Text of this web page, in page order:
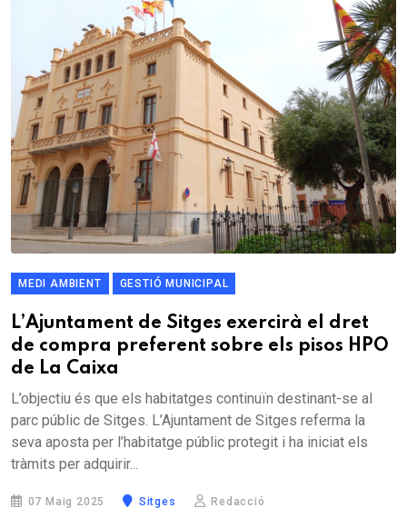
MEDI AMBIENT GESTIÓ MUNICIPAL
L’Ajuntament de Sitges exercirà el dret
de compra preferent sobre els pisos HPO
de La Caixa
L’objectiu és que els habitatges continuïn destinant-se al
parc públic de Sitges. L’Ajuntament de Sitges referma la
seva aposta per l’habitatge públic protegit i ha iniciat els
tràmits per adquirir...
07 Maig 2025 Sitges Redacció